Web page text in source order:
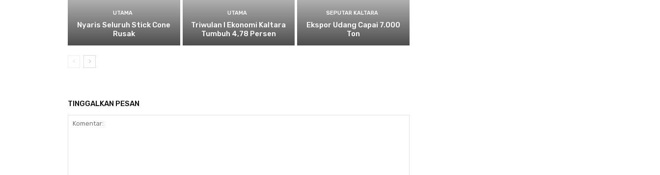
UTAMA
Nyaris Seluruh Stick Cone
Rusak
UTAMA
Triwulan I Ekonomi Kaltara
Tumbuh 4,78 Persen
SEPUTAR KALTARA
Ekspor Udang Capai 7.000
Ton
TINGGALKAN PESAN